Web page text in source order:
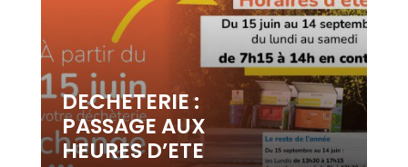
DECHETERIE :
PASSAGE AUX
HEURES D’ETE